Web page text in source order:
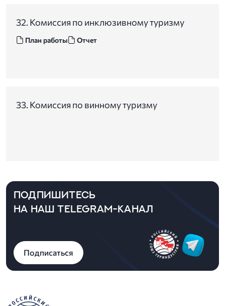
32. Комиссия по инклюзивному туризму
План работы Отчет
33. Комиссия по винному туризму
ПОДПИШИТЕСЬ
НА НАШ TELEGRAM-КАНАЛ
Подписаться